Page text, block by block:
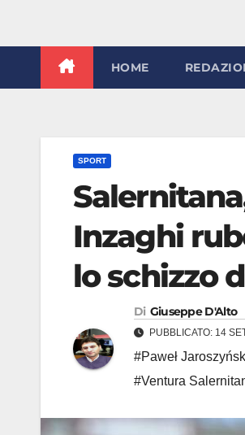
HOME
SPORT
Inzaghi
lo schizzo
Di Giuseppe D'Alto
PUBBLICATO: 14
#Paweł
#Ventura